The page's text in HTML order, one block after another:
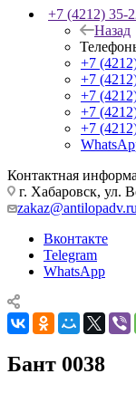
+7 (4212) 35-
Назад
+7
+7
+7
+7
+7
Контактная
г. Хабаровск, ул.
zakaz@antilopadv.ru
Вконтакте
Telegram
WhatsApp
Бант 0038